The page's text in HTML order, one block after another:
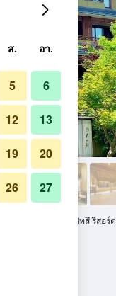
ซ็น เกียวโต - เคียวริทสึ รีสอร์ต
ส. อา.
5 6
12 13
19 20
26 27